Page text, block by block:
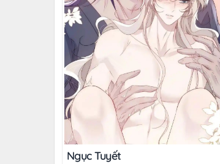
Ngục Tuyết